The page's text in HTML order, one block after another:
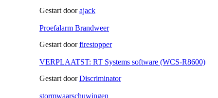
Gestart doorajack
Proefalarm Brandweer
Gestart doorfirestopper
VERPLAATST: RT Systems software (WCS-R8600)
Gestart doorDiscriminator
stormwaarschuwingen